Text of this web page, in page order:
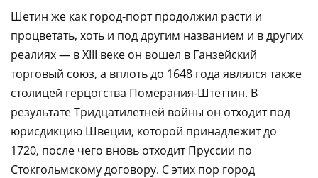
Шетин же как город-порт продолжил расти и
процветать, хоть и под другим названием и в других
реалиях — в XIII веке он вошел в Ганзейский
торговый союз, а вплоть до 1648 года являлся также
столицей герцогства Померания-Штеттин. В
результате Тридцатилетней войны он отходит под
юрисдикцию Швеции, которой принадлежит до
1720, после чего вновь отходит Пруссии по
Стокгольмскому договору. С этих пор город